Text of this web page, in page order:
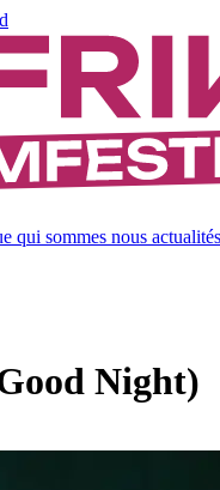
qui sommes nous actualités
Night)